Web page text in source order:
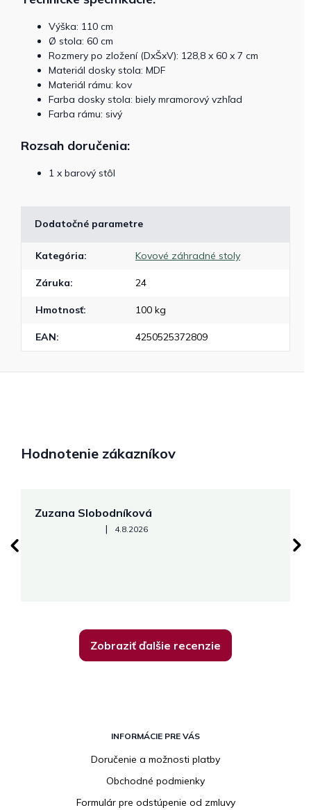
Výška: 110 cm
Ø stola: 60 cm
Rozmery po zložení (DxŠxV): 128,8 x 60 x 7 cm
Materiál dosky stola: MDF
Materiál rámu: kov
Farba dosky stola: biely mramorový vzhľad
Farba rámu: sivý
Rozsah doručenia:
1 x barový stôl
Dodatočné parametre
Kategória: Kovové záhradné stoly
Záruka: 24
Hmotnosť: 100 kg
EAN: 4250525372809
Hodnotenie zákazníkov
Zuzana Slobodníková
Hodnotenie obchodu je 5 z 5 hviezdičiek.
| 4.8.2026
Zobraziť ďalšie recenzie
INFORMÁCIE PRE VÁS
Doručenie a možnosti platby
Obchodné podmienky
Formulár pre odstúpenie od zmluvy